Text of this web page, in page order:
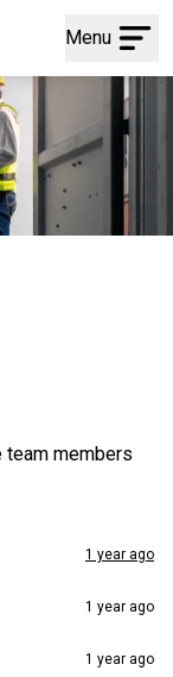
Menu
team members
1 year ago
1 year ago
1 year ago